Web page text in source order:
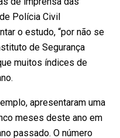
Polícia Civil
o estudo, “por não se
de Segurança
muitos índices de
apresentaram uma
meses deste ano em
passado. O número